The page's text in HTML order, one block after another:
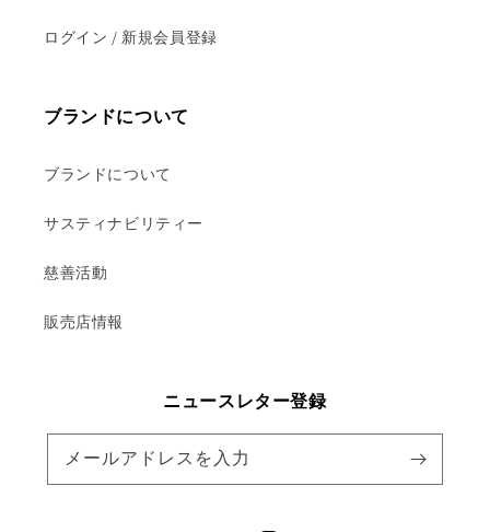
ログイン / 新規会員登録
ブランドについて
ブランドについて
サスティナビリティー
慈善活動
販売店情報
ニュースレター登録
メールアドレスを入力